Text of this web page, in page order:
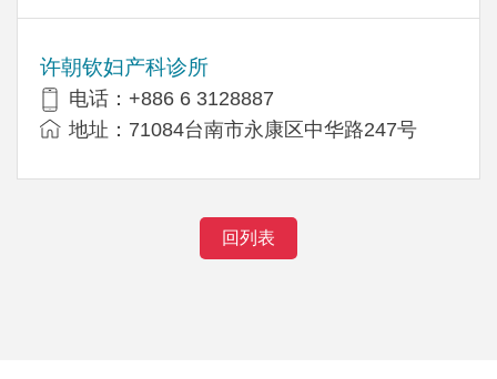
许朝钦妇产科诊所
电话：+886 6 3128887
地址：71084台南市永康区中华路247号
回列表